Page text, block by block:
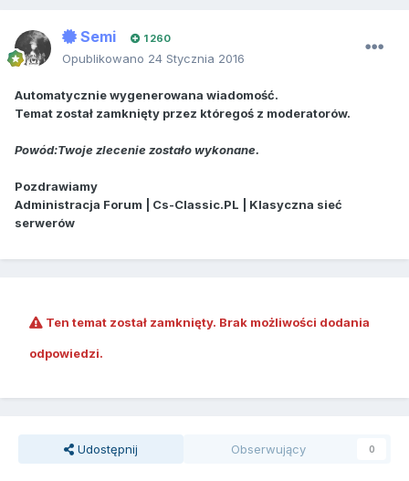
Semi 1 260
Opublikowano 24 Stycznia 2016
Automatycznie wygenerowana wiadomość.
Temat został zamknięty przez któregoś z moderatorów.
Powód:Twoje zlecenie zostało wykonane.
Pozdrawiamy
Administracja Forum | Cs-Classic.PL | Klasyczna sieć
serwerów
Ten temat został zamknięty. Brak możliwości dodania
odpowiedzi.
Udostępnij Obserwujący 0